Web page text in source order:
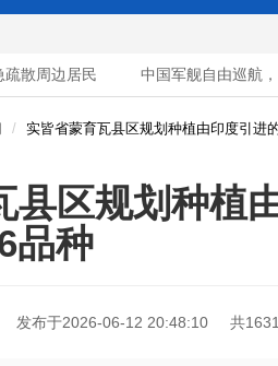
散周边居民 中国军舰自由巡航，
实皆省蒙育瓦县区规划种植由印度引进
县区规划种植
品种
发布于2026-06-12 20:48:10 共